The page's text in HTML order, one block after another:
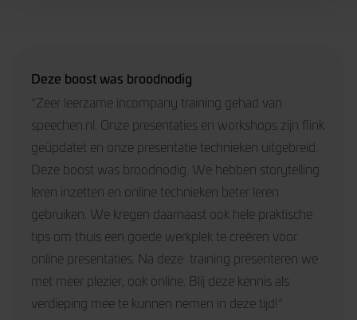
Deze boost was broodnodig
“Zeer leerzame incompany training gehad van
speechen.nl. Onze presentaties en workshops zijn flink
geüpdatet en onze presentatie technieken uitgebreid.
Deze boost was broodnodig. We hebben storytelling
leren inzetten en online technieken beter leren
gebruiken. We kregen daarnaast ook hele praktische
tips om thuis een goede werkplek te creëren voor
online presentaties. Na deze training presenteren we
met meer plezier, ook online. Blij deze kennis als
verdieping mee te kunnen nemen in deze tijd!”